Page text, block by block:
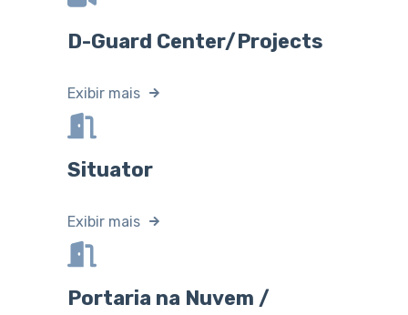
D-Guard Center/Projects
Exibir mais
Situator
Exibir mais
Portaria na Nuvem /